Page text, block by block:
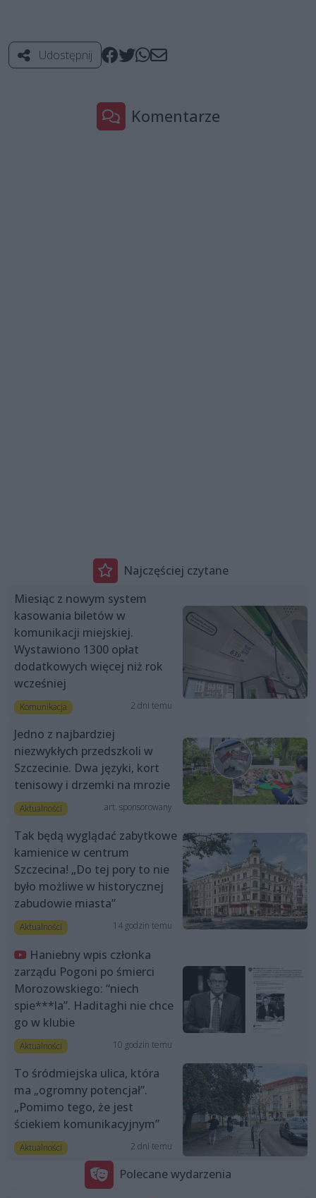
Udostępnij
Komentarze
Najczęściej czytane
Miesiąc z nowym system
kasowania biletów w
komunikacji miejskiej.
Wystawiono 1300 opłat
dodatkowych więcej niż rok
wcześniej
Komunikacja 2 dni temu
Jedno z najbardziej
niezwykłych przedszkoli w
Szczecinie. Dwa języki, kort
tenisowy i drzemki na mrozie
Aktualności art. sponsorowany
Tak będą wyglądać zabytkowe
kamienice w centrum
Szczecina! „Do tej pory to nie
było możliwe w historycznej
zabudowie miasta”
Aktualności 14 godzin temu
Haniebny wpis członka
zarządu Pogoni po śmierci
Morozowskiego: “niech
spie***la”. Haditaghi nie chce
go w klubie
Aktualności 10 godzin temu
To śródmiejska ulica, która
ma „ogromny potencjał”.
„Pomimo tego, że jest
ściekiem komunikacyjnym”
Aktualności 2 dni temu
Polecane wydarzenia